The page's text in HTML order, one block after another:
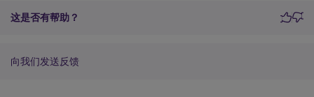
这是否有帮助？
向我们发送反馈